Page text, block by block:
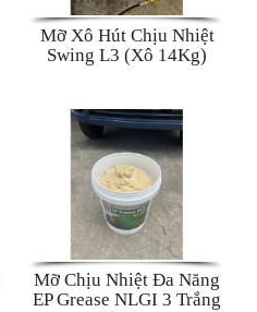
Mỡ Xô Hút Chịu Nhiệt
Swing L3 (Xô 14Kg)
Mỡ Chịu Nhiệt Đa Năng
EP Grease NLGI 3 Trắng